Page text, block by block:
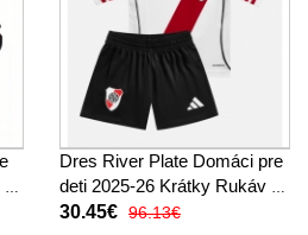
Dres River Plate Domáci pre
deti 2025-26 Krátky Rukáv (+
trenírky)
30.45€ 96.13€